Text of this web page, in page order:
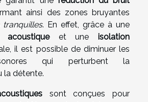
ainsi des zones bruyantes
tranquilles. En effet, grâce à une
acoustiqueet une isolation
il est possible de diminuer les
qui perturbent la
la détente.
sont conçues pour